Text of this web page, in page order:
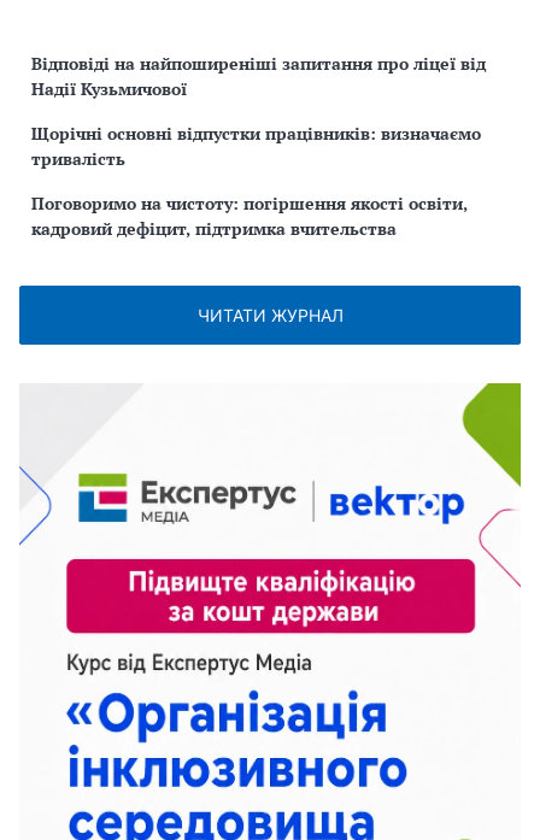
Відповіді на найпоширеніші запитання про ліцеї від
Надії Кузьмичової
Щорічні основні відпустки працівників: визначаємо
тривалість
Поговоримо на чистоту: погіршення якості освіти,
кадровий дефіцит, підтримка вчительства
ЧИТАТИ ЖУРНАЛ